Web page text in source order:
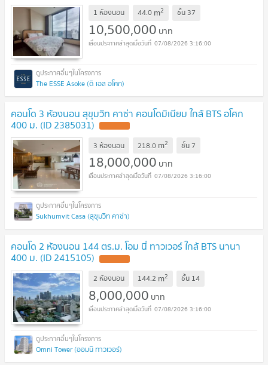
1 ห้องนอน 44.0 m2 ชั้น 37
10,500,000 บาท
07/08/2026 3:16:00
The ESSE Asoke (ดิ เอส อโศก)
คอนโด 3 ห้องนอน สุขุมวิท คาซ่า คอนโดมิเนียม ใกล้ BTS อโศก
400 ม. (ID 2385031)
3 ห้องนอน 218.0 m2 ชั้น 7
18,000,000 บาท
07/08/2026 3:16:00
Sukhumvit Casa (สุขุมวิท คาซ่า)
คอนโด 2 ห้องนอน 144 ตร.ม. โอม นี่ ทาวเวอร์ ใกล้ BTS นานา
400 ม. (ID 2415105)
2 ห้องนอน 144.2 m2 ชั้น 14
8,000,000 บาท
07/08/2026 3:16:00
Omni Tower (ออมนิ ทาวเวอร์)